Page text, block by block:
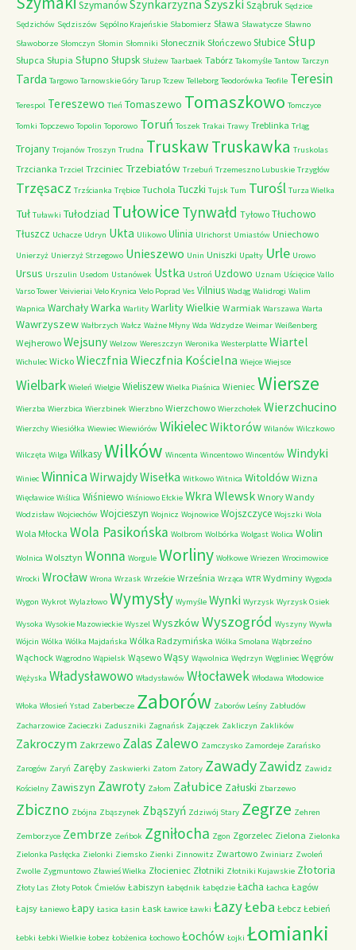
SzymanówSzynkarzyzna Szyszki Sząbruk Sędzice
Sędzichów Sędziszów Sępólno Krajeńskie Słabomierz Sława Sławatycze Sławno
Sławoborze Słomczyn Słomin Słomniki Słonecznik Słończewo Słubice Słup
Słupca Słupia Słupno Słupsk Służew Taarbaek Tabórz Takomyśle Tantow Tarczyn
Tarda Targowo Tarnowskie Góry Tarup Tczew Telleborg Teodorówka Teofile Teresin
Terespol Tereszewo Tleń Tomaszewo Tomaszkowo Tomczyce
Tomki Topczewo Topolin Toporowo Toruń Toszek Trakai Trawy Treblinka Trląg
Trojany Trojanów Troszyn Trudna TruskawTruskawka Truskolas
Trzcianka Trzciel Trzciniec Trzebiatów Trzebuń Trzemeszno Lubuskie Trzygłów
Trzęsacz Trzścianka Trębice Tuchola Tuczki Tujsk Tum Turośl Turza Wielka
Tuł Tuławki Tułodziad Tułowice Tynwałd Tyłowo Tłuchowo
Tłuszcz Uchacze Udryn Ukta Ulikowo Ulinia Ulrichorst Umiastów Uniechowo
Unierzyż Unierzyż Strzegowo Unieszewo Unin Uniszki Upałty Urle Urowo
Ursus Urszulin Usedom Ustanówek Ustka Ustroń Uzdowo Uznam Uścięcice Vallo
Varso Tower Veivieriai Velo Krynica Velo Poprad Ves Vilnius Wadąg Walidrogi Walim
Wapnica WarchałyWarka Warlity Warlity Wielkie Warmiak Warszawa Warta
Wawrzyszew Wałbrzych Wałcz Ważne Młyny Wda Wdzydze Weimar Weißenberg
Wejherowo Wejsuny Welzow Wereszczyn Weronika Westerplatte Wiartel
Wichulec Wicko Wieczfnia Wieczfnia Kościelna Wiejce Wiejsce
Wielbark Wieleń Wielgie Wieliszew Wielka Piaśnica Wieniec Wiersze
Wierzba Wierzbica Wierzbinek Wierzbno Wierzchowo Wierzchołek Wierzchucino
Wierzchy Wiesiółka Wiewiec Wiewiórów WikielecWiktorów Wilanów Wilczkowo
Wilczęta Wilga WilkasyWilków Wincenta Wincentowo Wincentów Windyki
Winiec Winnica WirwajdyWisełka Witkowo Witnica Witoldów Wizna
Więcławice Wiślica Wiśniewo Wiśniowo Ełckie Wkra Wlewsk Wnory Wandy
Wodzisław Wojciechów Wojcieszyn Wojnicz Wojnowice Wojszczyce Wojszki Wola
Wola Młocka Wola Pasikońska Wolbrom Wolbórka Wolgast Wolica Wolin
Wolnica Wolsztyn Wonna Worgule Worliny Wołkowe Wriezen Wrocimowice
Wrocki Wrocław Wrona Wrzask Wrzeście Września Wrząca WTR Wydminy Wygoda
Wygon Wykrot Wylazłowo Wymysły Wymyśle Wynki Wyrzysk Wyrzysk Osiek
Wysoka Wysokie Mazowieckie Wyszel WyszkówWyszogród Wyszyny Wywła
Wójcin Wólka Wólka Majdańska Wólka Radzymińska Wólka Smolana Wąbrzeźno
Wąchock Wągrodno Wąpielsk Wąsewo Wąsy Wąwolnica Wędrzyn Węgliniec Węgrów
Wężyska Władysławowo Władysławów Włocławek Włodawa Włodowice
Włoka Włosień Ystad Zaberbecze Zaborów Zaborów Leśny Zabłudów
Zacharzowice Zacieczki Zaduszniki Zagnańsk Zajączek Zakliczyn Zaklików
Zakroczym Zakrzewo ZalasZalewo Zamczysko Zamordeje Zarańsko
Zarogów Zaryń Zaręby Zaskwierki Zatom Zatory ZawadyZawidz Zawidz
Kościelny Zawiszyn Zawroty Załom Załubice Załuski Zbarzewo
Zbiczno Zbójna Zbąszynek Zbąszyń Zdziwój Stary Zegrze Zehren
Zemborzyce Zembrze Zeńbok Zgniłocha Zgon Zgorzelec Zielona Zielonka
Zielonka Pasłęcka Zielonki Ziemsko Zienki Zinnowitz Zwartowo Zwiniarz Zwoleń
Zwolle Zygmuntowo Zławieś Wielka Złocieniec Złotniki Złotniki Kujawskie Złotoria
Złoty Las Złoty Potok Ćmielów Łabiszyn Łabędnik Łabędzie Łacha Łachca Łagów
Łajsy Łaniewo Łapy Łasica Łasin Łask Ławice Ławki ŁazyŁeba Łebcz Łebień
Łebki Łebki Wielkie Łobez Łobżenica Łochowo Łochów Łojki Łomianki